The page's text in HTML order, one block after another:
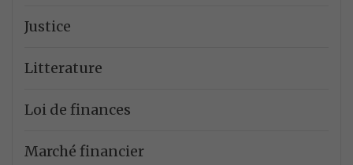
Justice
Litterature
Loi de finances
Marché financier